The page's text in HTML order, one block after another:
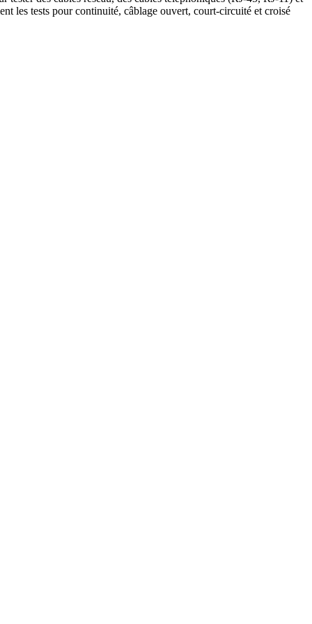
les tests pour continuité, câblage ouvert, court-circuité et croisé